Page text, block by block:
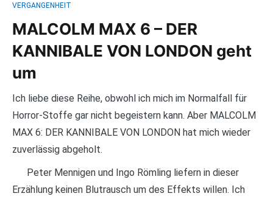
VERGANGENHEIT
MALCOLM MAX 6 – DER
KANNIBALE VON LONDON geht
um
Ich liebe diese Reihe, obwohl ich mich im Normalfall für
Horror-Stoffe gar nicht begeistern kann. Aber MALCOLM
MAX 6: DER KANNIBALE VON LONDON hat mich wieder
zuverlässig abgeholt.
Peter Mennigen und Ingo Römling liefern in dieser
Erzählung keinen Blutrausch um des Effekts willen. Ich